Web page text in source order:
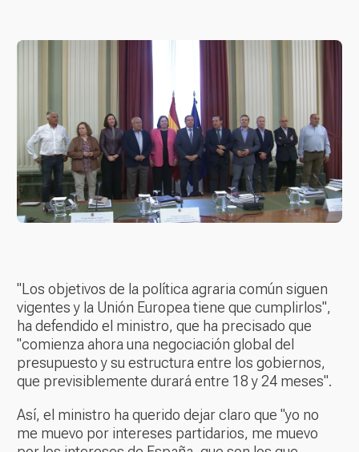
"Los objetivos de la política agraria común siguen
vigentes y la Unión Europea tiene que cumplirlos",
ha defendido el ministro, que ha precisado que
"comienza ahora una negociación global del
presupuesto y su estructura entre los gobiernos,
que previsiblemente durará entre 18 y 24 meses".
Así, el ministro ha querido dejar claro que "yo no
me muevo por intereses partidarios, me muevo